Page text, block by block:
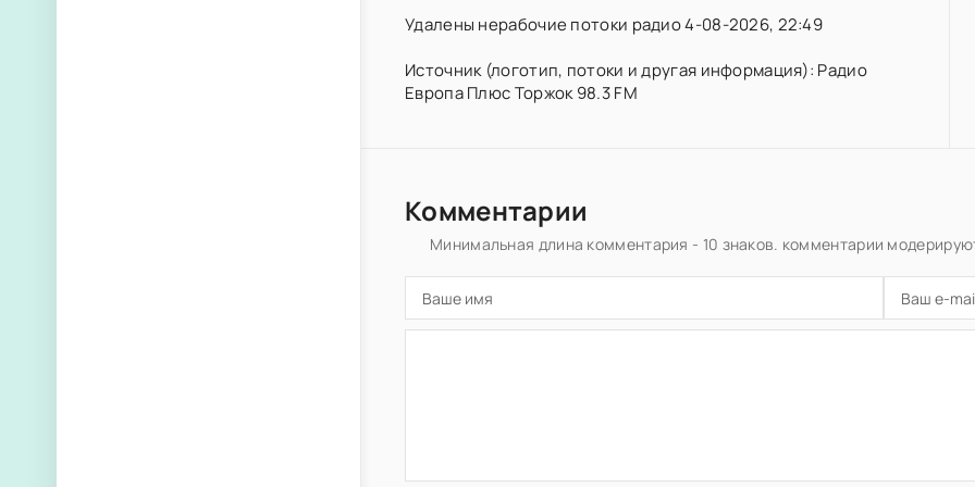
Удалены нерабочие потоки радио 4-08-2026, 22:49
Источник (логотип, потоки и другая информация): Радио
Европа Плюс Торжок 98.3 FM
Комментарии
Минимальная длина комментария - 10 знаков. комментарии